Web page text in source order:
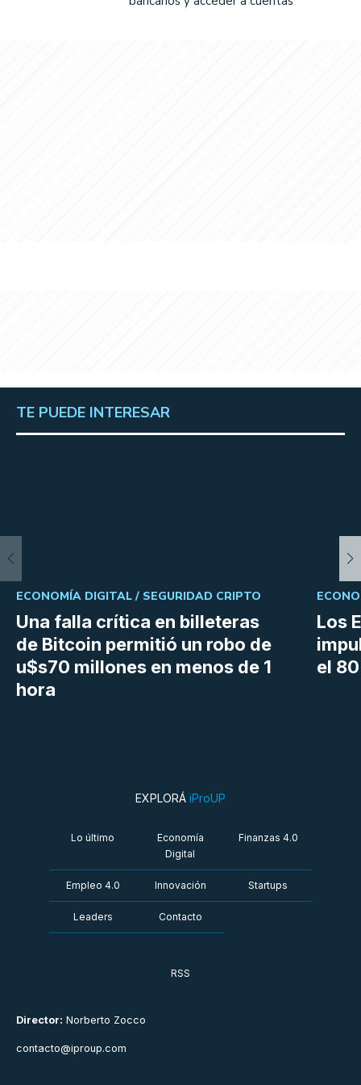
TE PUEDE INTERESAR
Una falla crítica en billeteras
de Bitcoin permitió un robo de
u$s70 millones en menos de 1
hora
ECONOMÍA DIGITAL / SEGURIDAD CRIPTO
Los
el
Director: Norberto Zocco
contacto@iproup.com
EXPLORÁ iProUP
Lo último
Economía
Digital
Finanzas 4.0
Empleo 4.0 Innovación Startups
Leaders Contacto
RSS